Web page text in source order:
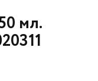
мл.